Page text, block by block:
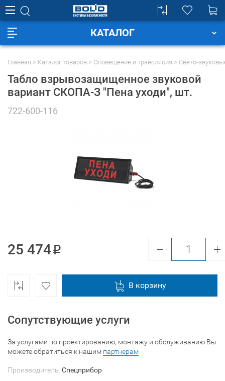
КАТАЛОГ
Главная Каталог товаров Оповещение и трансляция Свето-
Табло взрывозащищенное звуковой
вариант СКОПА-З "Пена уходи", шт.
722-600-116
Производитель: Спецприбор
25 474
В корзину
Сопутствующие услуги
За услугами по проектированию, монтажу и обслуживанию Вы
можете обратиться к нашим партнерам